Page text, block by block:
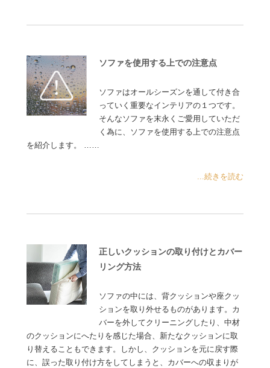
ソファを使用する上での注意点
ソファはオールシーズンを通して付き合
っていく重要なインテリアの１つです。
そんなソファを末永くご愛用していただ
く為に、ソファを使用する上での注意点
を紹介します。 ……
...続きを読む
正しいクッションの取り付けとカバー
リング方法
ソファの中には、背クッションや座クッ
ションを取り外せるものがあります。カ
バーを外してクリーニングしたり、中材
のクッションにへたりを感じた場合、新たなクッションに取
り替えることもできます。しかし、クッションを元に戻す際
に、誤った取り付け方をしてしまうと、カバーへの収まりが